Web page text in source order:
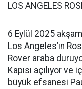
LOS ANGELES
6 Eylül 2025
Los Angeles’ın
Rover araba
Kapısı açılıyor
büyük efsanesi